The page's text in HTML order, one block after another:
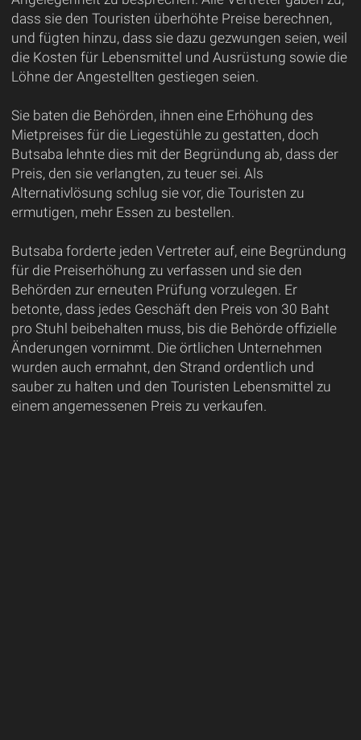
dass sie den Touristen überhöhte Preise berechnen,
und fügten hinzu, dass sie dazu gezwungen seien, weil
die Kosten für Lebensmittel und Ausrüstung sowie die
Löhne der Angestellten gestiegen seien.
Sie baten die Behörden, ihnen eine Erhöhung des
Mietpreises für die Liegestühle zu gestatten, doch
Butsaba lehnte dies mit der Begründung ab, dass der
Preis, den sie verlangten, zu teuer sei. Als
Alternativlösung schlug sie vor, die Touristen zu
ermutigen, mehr Essen zu bestellen.
Butsaba forderte jeden Vertreter auf, eine Begründung
für die Preiserhöhung zu verfassen und sie den
Behörden zur erneuten Prüfung vorzulegen. Er
betonte, dass jedes Geschäft den Preis von 30 Baht
pro Stuhl beibehalten muss, bis die Behörde offizielle
Änderungen vornimmt. Die örtlichen Unternehmen
wurden auch ermahnt, den Strand ordentlich und
sauber zu halten und den Touristen Lebensmittel zu
einem angemessenen Preis zu verkaufen.